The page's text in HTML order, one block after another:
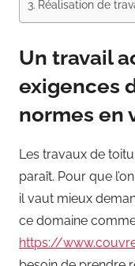
Réalisation de
Un travail
exigences
normes en
Les travaux de
paraît. Pour que
il vaut mieux
ce domaine
https://